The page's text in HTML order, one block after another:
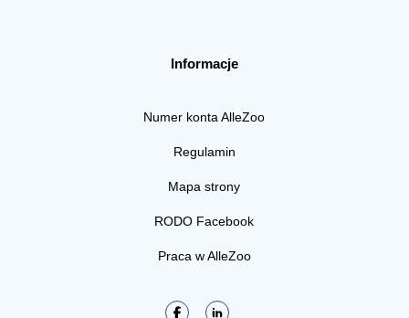
Informacje
Numer konta AlleZoo
Regulamin
Mapa strony
RODO Facebook
Praca w AlleZoo